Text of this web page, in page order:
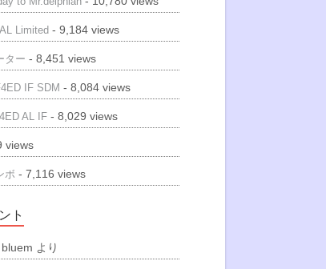
Limited - 9,184 views
ター - 8,451 views
IF SDM - 8,084 views
AL IF - 8,029 views
views
ボ - 7,116 views
ト
bluem より